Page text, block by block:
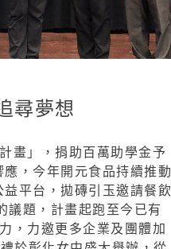
尋夢想
畫」，捐助百萬助學金予
，今年開元食品持續推動
平台，拋磚引玉邀請餐飲
議題，計畫起跑至今已有
，力邀更多企業及團體加